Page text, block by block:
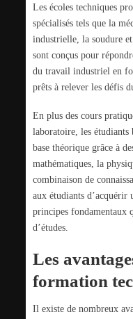
Les écoles techniques
spécialisés tels que la
industrielle, la soudure
sont conçus pour
du travail industriel en
prêts à relever les défis
En plus des cours
laboratoire, les étudiants
base théorique grâce à
mathématiques, la
combinaison de
aux étudiants d’acquérir
principes fondamentaux
d’études.
Les
formation
Il existe de nombreux